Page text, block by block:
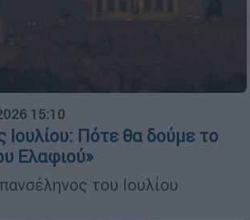
15:10
Ιουλίου: Πότε θα δούμε το
Ελαφιού»
του Ιουλίου